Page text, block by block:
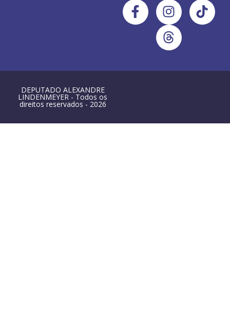
DEPUTADO ALEXANDRE
LINDENMEYER - Todos os
direitos reservados - 2026